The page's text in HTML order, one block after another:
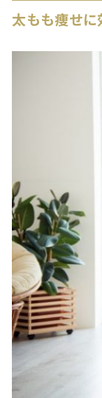
太もも痩せに